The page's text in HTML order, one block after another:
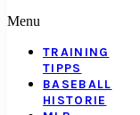
Menu
TRAINING
TIPPS
BASEBALL
HISTORIE